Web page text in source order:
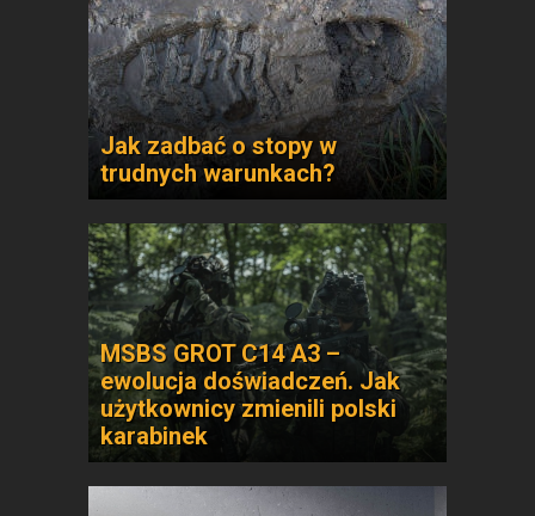
Jak zadbać o stopy w
trudnych warunkach?
MSBS GROT C14 A3 –
ewolucja doświadczeń. Jak
użytkownicy zmienili polski
karabinek